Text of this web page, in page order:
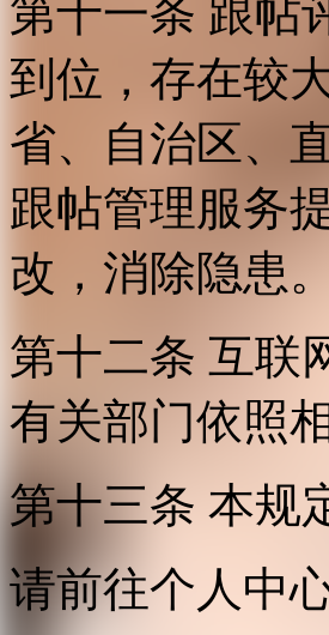
第十一条 跟帖
到位，存在较
省、自治区、
跟帖管理服务
改，消除隐患。
第十二条 互联
有关部门依照
第十三条 本规
请前往个人中